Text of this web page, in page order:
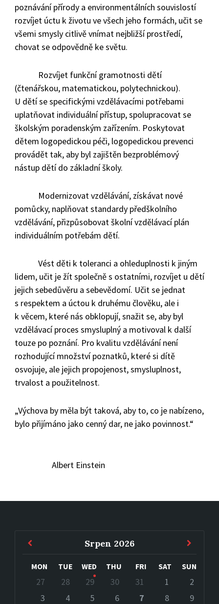
poznávání přírody a environmentálních souvislostí
rozvíjet úctu k životu ve všech jeho formách, učit se
všemi smysly citlivě vnímat nejbližší prostředí,
chovat se odpovědně ke světu.
Rozvíjet funkční gramotnosti dětí
(čtenářskou, matematickou, polytechnickou).
U dětí se specifickými vzdělávacími potřebami
uplatňovat individuální přístup, spolupracovat se
školským poradenským zařízením. Poskytovat
dětem logopedickou péči, logopedickou prevenci
provádět tak, aby byl zajištěn bezproblémový
nástup dětí do základní školy.
Modernizovat vzdělávání, získávat nové
pomůcky, naplňovat standardy předškolního
vzdělávání, přizpůsobovat školní vzdělávací plán
individuálním potřebám dětí.
Vést děti k toleranci a ohleduplnosti k jiným
lidem, učit je žít společně s ostatními, rozvíjet u dětí
jejich sebedůvěru a sebevědomí. Učit se jednat
s respektem a úctou k druhému člověku, ale i
k věcem, které nás obklopují, snažit se, aby byl
vzdělávací proces smysluplný a motivoval k další
touze po poznání. Pro kvalitu vzdělávání není
rozhodující množství poznatků, které si dítě
osvojuje, ale jejich propojenost, smysluplnost,
trvalost a použitelnost.
„Výchova by měla být taková, aby to, co je nabízeno,
bylo přijímáno jako cenný dar, ne jako povinnost.“
Albert Einstein
Srpen 2026
Previous
MON TUE WED THU FRI SAT SUN
Skip
calendar
27 28 29 30 31 1
2
3
4 5 6 7 8
9